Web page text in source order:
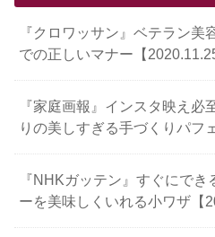
『クロワッサン』ベテラン美
での正しいマナー【
『家庭画報』インスタ映え必
りの美しすぎる手づくりパフ
『NHKガッテン』すぐにで
ーを美味しくいれる小ワザ【